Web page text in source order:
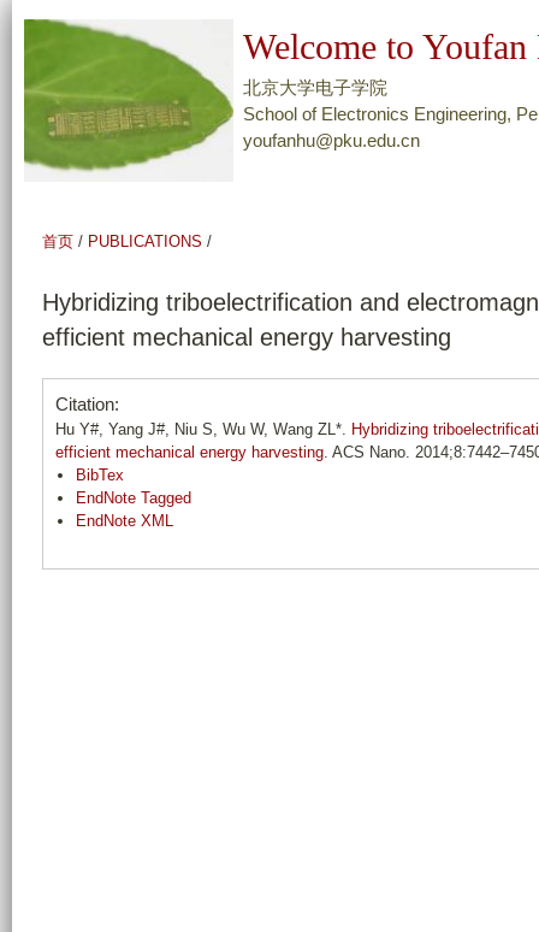
转
页
容
Welcome to
北京大学电子学院
School of Electronics Engineering,
youfanhu@pku.edu.cn
首页 / PUBLICATIONS /
Hybridizing triboelectrification and
efficient mechanical energy harvesting
Citation:
Hu Y#, Yang J#, Niu S, Wu W, Wang ZL*. Hybridizing
efficient mechanical energy harvesting. ACS Nano.
BibTex
EndNote Tagged
EndNote XML